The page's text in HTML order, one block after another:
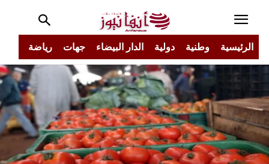
الرئيسية وطنية دولية الدار البيضاء جهات رياضة